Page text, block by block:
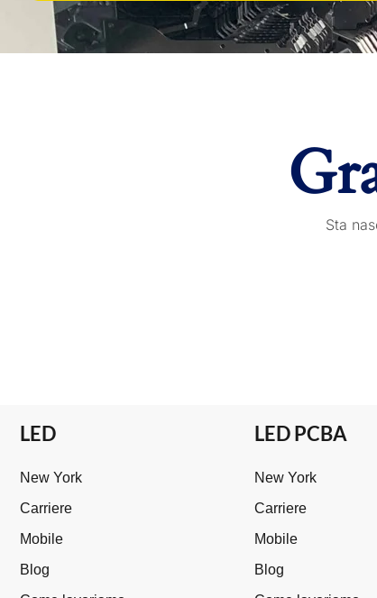
Sta
LED
New York
Carriere
Mobile
Blog
LED PCBA
New York
Carriere
Mobile
Blog